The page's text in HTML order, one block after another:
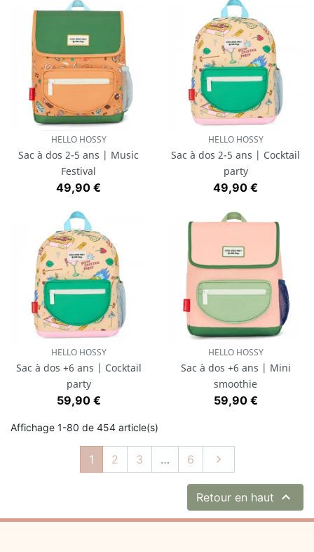
HELLO HOSSY
Sac à dos 2-5 ans | Music
Festival
Prix
49,90 €
HELLO HOSSY
Sac à dos 2-5 ans | Cocktail
party
Prix
49,90 €
HELLO HOSSY
Sac à dos +6 ans | Cocktail
party
Prix
59,90 €
HELLO HOSSY
Sac à dos +6 ans | Mini
smoothie
Prix
59,90 €
Affichage 1-80 de 454 article(s)
1 2 3 … 6 Suivant

Retour en haut 